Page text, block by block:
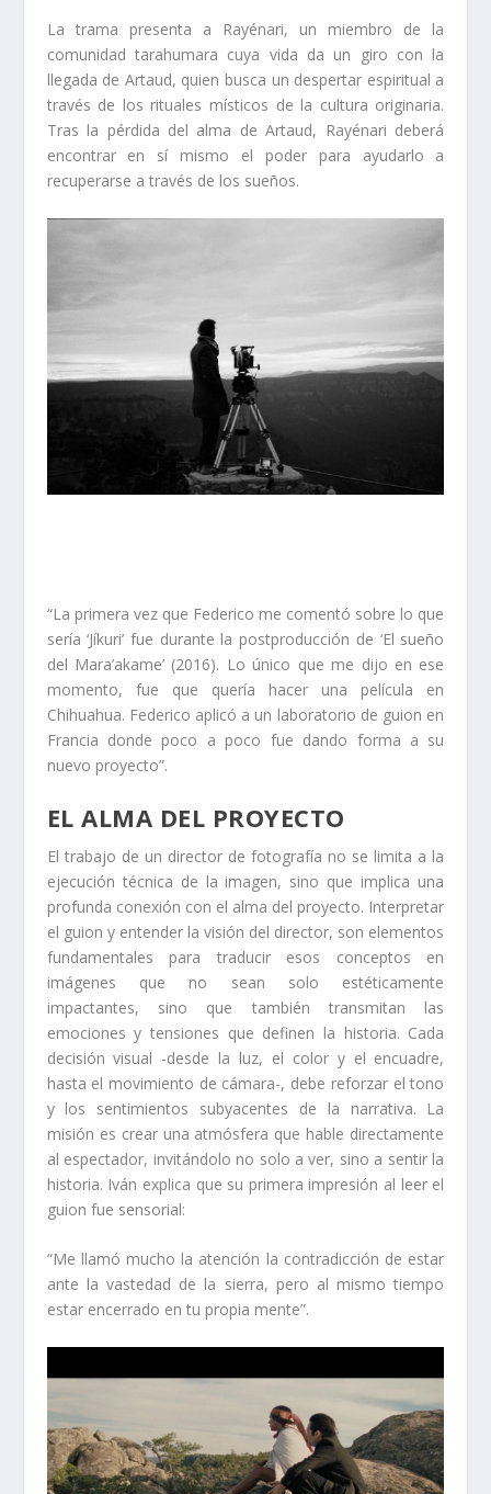
La trama presenta a Rayénari, un miembro de la
comunidad tarahumara cuya vida da un giro con la
llegada de Artaud, quien busca un despertar espiritual a
través de los rituales místicos de la cultura originaria.
Tras la pérdida del alma de Artaud, Rayénari deberá
encontrar en sí mismo el poder para ayudarlo a
recuperarse a través de los sueños.
“La primera vez que Federico me comentó sobre lo que
sería ‘Jíkuri’ fue durante la postproducción de ‘El sueño
del Mara’akame’ (2016). Lo único que me dijo en ese
momento, fue que quería hacer una película en
Chihuahua. Federico aplicó a un laboratorio de guion en
Francia donde poco a poco fue dando forma a su
nuevo proyecto”.
EL ALMA DEL PROYECTO
El trabajo de un director de fotografía no se limita a la
ejecución técnica de la imagen, sino que implica una
profunda conexión con el alma del proyecto. Interpretar
el guion y entender la visión del director, son elementos
fundamentales para traducir esos conceptos en
imágenes que no sean solo estéticamente
impactantes, sino que también transmitan las
emociones y tensiones que definen la historia. Cada
decisión visual -desde la luz, el color y el encuadre,
hasta el movimiento de cámara-, debe reforzar el tono
y los sentimientos subyacentes de la narrativa. La
misión es crear una atmósfera que hable directamente
al espectador, invitándolo no solo a ver, sino a sentir la
historia. Iván explica que su primera impresión al leer el
guion fue sensorial:
“Me llamó mucho la atención la contradicción de estar
ante la vastedad de la sierra, pero al mismo tiempo
estar encerrado en tu propia mente”.